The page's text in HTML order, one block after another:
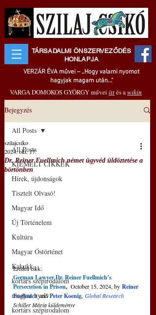
TÁRSADALMI ÖNSZERVEZŐDÉS
HONLAPJA
VERZÁR ÉVA művei – „Hogy valami nyomot
hagyjak magam után..."
VARGA DOMOKOS GYÖRGY művei ittés awikin
Bejegyzés
All Posts
KIEMELT CIKKEK
Hírek, újdonságok
Tisztelt Olvasó!
Magyar Idő
Új Történelem
Kultúra
Magyar Őstörténet
Kakukk
kortárs szépirodalom
magyar nyelv
kortárs szépirodalom
All Posts
Dr. Reiner Fuellmich német ügyvéd üldöztetése a
börtönben
szilajcsiko
2024. okt. 17.
Eredeti cikk:
German Lawyer Dr. Reiner Fuellmich’s
Persecution in Prison, October 15, 2024, by Reiner
Fuellmich and Peter Koenig, Global Research
Schiller Mária küldeménye